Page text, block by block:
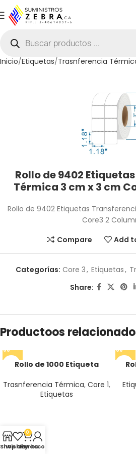
Inicio Etiquetas Trasnferencia
Rollo de 9402
Térmica 3 cm x 3 cm
Rollo de 9402 Etiquetas
Core3 2
Compare
Add
Categorías: Core 3, Etiquetas,
Share:
Productoos
Rollo de 1000 Etiqueta
cm x 7.5 cm 4 x 3 Core1
Trasnferencia Térmica, Core 1,
Etiquetas
Shop
Wishlist
0
Carrito
My account